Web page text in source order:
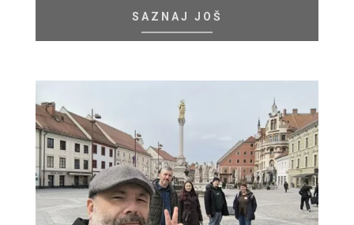
SAZNAJ JOŠ